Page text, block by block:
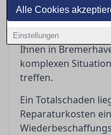
Alle Cookies
Einstellungen
berechnet. Zudem
eine Rolle, bei
lassen sollte. Ein
Ihnen in
komplexen
treffen.
Ein Totalschaden
Reparaturkosten